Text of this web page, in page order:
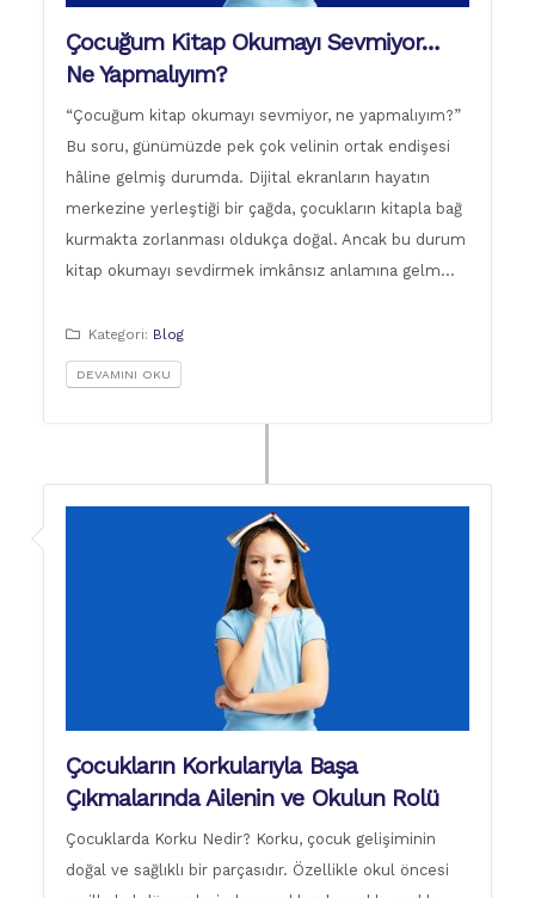
Çocuğum Kitap Okumayı Sevmiyor…
Ne Yapmalıyım?
“Çocuğum kitap okumayı sevmiyor, ne yapmalıyım?”
Bu soru, günümüzde pek çok velinin ortak endişesi
hâline gelmiş durumda. Dijital ekranların hayatın
merkezine yerleştiği bir çağda, çocukların kitapla bağ
kurmakta zorlanması oldukça doğal. Ancak bu durum
kitap okumayı sevdirmek imkânsız anlamına gelm…
Kategori: Blog
DEVAMINI OKU
Çocukların Korkularıyla Başa
Çıkmalarında Ailenin ve Okulun Rolü
Çocuklarda Korku Nedir? Korku, çocuk gelişiminin
doğal ve sağlıklı bir parçasıdır. Özellikle okul öncesi